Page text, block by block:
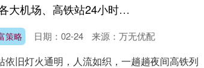
升富策略 返程客流火爆，广东各大机场、高铁站24小时火热营业中！
策略 日期：02-24 来源：万无优配
旧灯火通明，人流如织，一趟趟夜间高铁列